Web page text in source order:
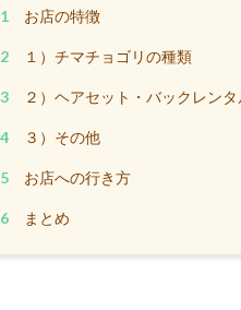
1 お店の特徴
2 １）チマチョゴリの種類
3 ２）ヘアセット・バックレンタ
4 ３）その他
5 お店への行き方
6 まとめ